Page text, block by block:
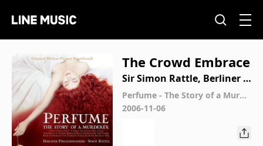
The Crowd Embrace
Sir Simon Rattle, Berliner P
hilharmoniker
Perfume - The Story of a Murde
rer (Original Motion Picture So
2006-11-06